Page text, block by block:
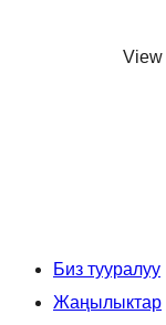
View
Биз тууралуу
Жаңылыктар